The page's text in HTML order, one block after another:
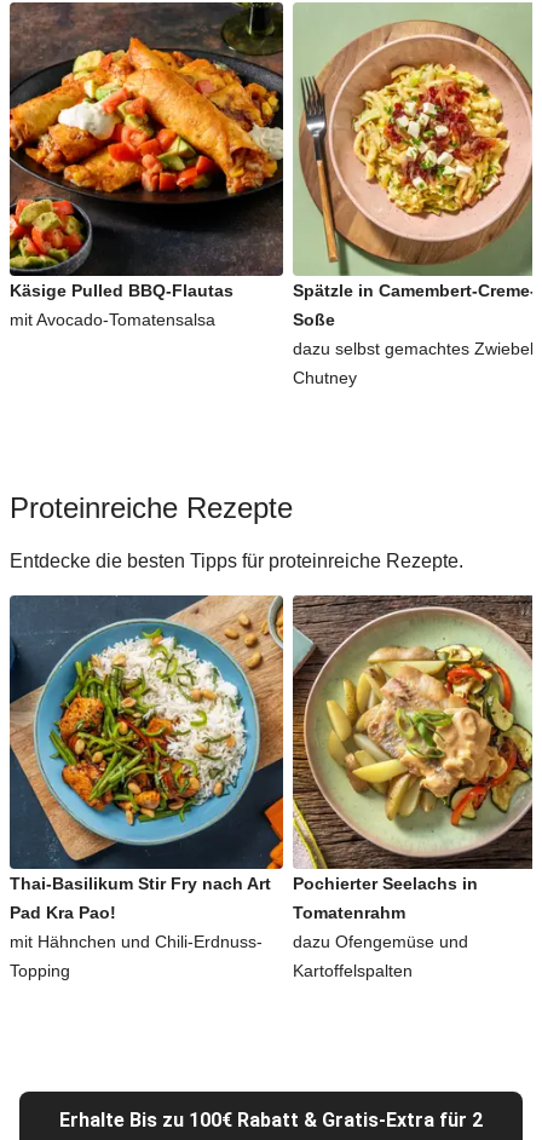
Käsige Pulled BBQ-Flautas
mit Avocado-Tomatensalsa
Spätzle in Camembert-Creme-
Soße
dazu selbst gemachtes Zwiebel-
Chutney
Proteinreiche Rezepte
Entdecke die besten Tipps für proteinreiche Rezepte.
Thai-Basilikum Stir Fry nach Art
Pad Kra Pao!
mit Hähnchen und Chili-Erdnuss-
Topping
Pochierter Seelachs in
Tomatenrahm
dazu Ofengemüse und
Kartoffelspalten
Erhalte Bis zu 100€ Rabatt & Gratis-Extra für 2